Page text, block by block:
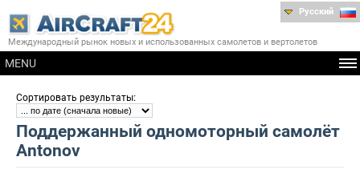
Международный рынок новых и использованных самолетов и вертолетов
MENU
Русский
Сортировать результаты:
Поддержанный одномоторный самолёт
Antonov